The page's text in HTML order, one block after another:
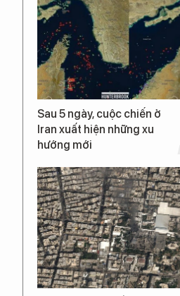
Sau 5 ngày, cuộc chiến ở
Iran xuất hiện những xu
hướng mới